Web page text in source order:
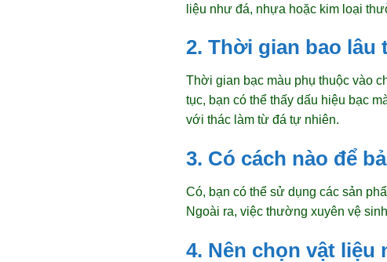
liệu như đá, nhựa hoặc kim loại
2. Thời gian bao lâu
Thời gian bạc màu phụ thuộc vào
tục, bạn có thể thấy dấu hiệu bạc
với thác làm từ đá tự nhiên.
3. Có cách nào để
Có, bạn có thể sử dụng các sản
Ngoài ra, việc thường xuyên vệ
4. Nên chọn vật